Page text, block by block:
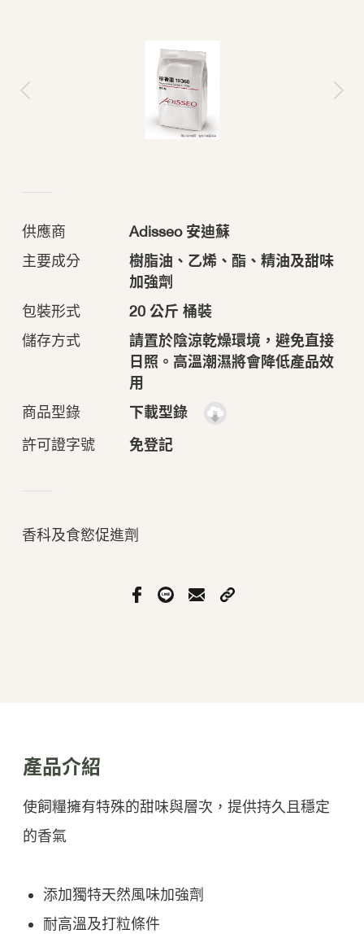
供應商
Adisseo 安迪蘇
主要成分
樹脂油、乙烯、酯、精油及甜味
加強劑
包裝形式
20 公斤 桶裝
儲存方式
請置於陰涼乾燥環境，避免直接
日照。高溫潮濕將會降低產品效
用
商品型錄
下載型錄
許可證字號
免登記
香科及食慾促進劑
產品介紹
使飼糧擁有特殊的甜味與層次，提供持久且穩定
的香氣
添加獨特天然風味加強劑
耐高溫及打粒條件